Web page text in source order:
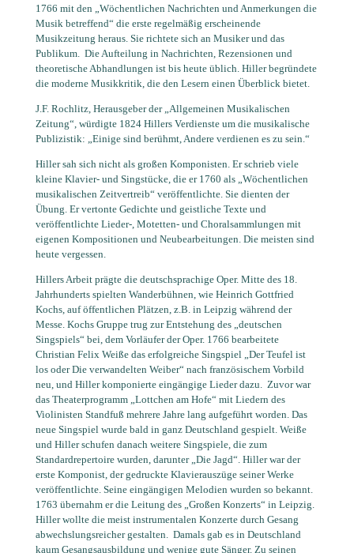
1766 mit den „Wöchentlichen Nachrichten und Anmerkungen die
Musik betreffend“ die erste regelmäßig erscheinende
Musikzeitung heraus. Sie richtete sich an Musiker und das
Publikum. Die Aufteilung in Nachrichten, Rezensionen und
theoretische Abhandlungen ist bis heute üblich. Hiller begründete
die moderne Musikkritik, die den Lesern einen Überblick bietet.
J.F. Rochlitz, Herausgeber der „Allgemeinen Musikalischen
Zeitung“, würdigte 1824 Hillers Verdienste um die musikalische
Publizistik: „Einige sind berühmt, Andere verdienen es zu sein.“
Hiller sah sich nicht als großen Komponisten. Er schrieb viele
kleine Klavier- und Singstücke, die er 1760 als „Wöchentlichen
musikalischen Zeitvertreib“ veröffentlichte. Sie dienten der
Übung. Er vertonte Gedichte und geistliche Texte und
veröffentlichte Lieder-, Motetten- und Choralsammlungen mit
eigenen Kompositionen und Neubearbeitungen. Die meisten sind
heute vergessen.
Hillers Arbeit prägte die deutschsprachige Oper. Mitte des 18.
Jahrhunderts spielten Wanderbühnen, wie Heinrich Gottfried
Kochs, auf öffentlichen Plätzen, z.B. in Leipzig während der
Messe. Kochs Gruppe trug zur Entstehung des „deutschen
Singspiels“ bei, dem Vorläufer der Oper. 1766 bearbeitete
Christian Felix Weiße das erfolgreiche Singspiel „Der Teufel ist
los oder Die verwandelten Weiber“ nach französischem Vorbild
neu, und Hiller komponierte eingängige Lieder dazu. Zuvor war
das Theaterprogramm „Lottchen am Hofe“ mit Liedern des
Violinisten Standfuß mehrere Jahre lang aufgeführt worden. Das
neue Singspiel wurde bald in ganz Deutschland gespielt. Weiße
und Hiller schufen danach weitere Singspiele, die zum
Standardrepertoire wurden, darunter „Die Jagd“. Hiller war der
erste Komponist, der gedruckte Klavierauszüge seiner Werke
veröffentlichte. Seine eingängigen Melodien wurden so bekannt.
1763 übernahm er die Leitung des „Großen Konzerts“ in Leipzig.
Hiller wollte die meist instrumentalen Konzerte durch Gesang
abwechslungsreicher gestalten. Damals gab es in Deutschland
kaum Gesangsausbildung und wenige gute Sänger. Zu seinen